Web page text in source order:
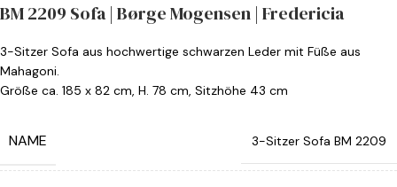
BM 2209 Sofa | Børge Mogensen | Fredericia
3-Sitzer Sofa aus hochwertige schwarzen Leder mit Füße aus
Mahagoni.
Größe ca. 185 x 82 cm, H. 78 cm, Sitzhöhe 43 cm
NAME 3-Sitzer Sofa BM 2209